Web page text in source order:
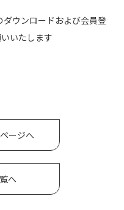
ウンロードおよび会員登
いたします
ージへ
へ